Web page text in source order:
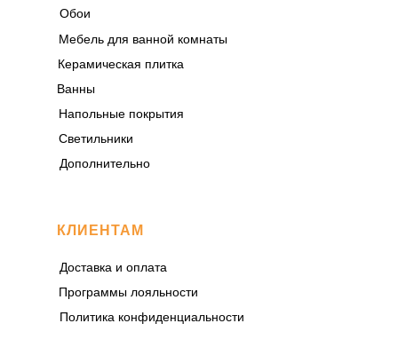
КЛИЕНТАМ
Обои
Мебель для ванной комнаты
Доставка и оплата
Программы лояльности
Политика конфиденциальности
Напольные покрытия
Светильники
Дополнительно
Керамическая плитка
Ванны